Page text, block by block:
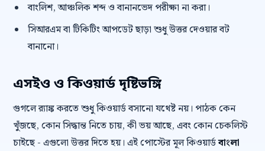
বাংলিশ, আঞ্চলিক শব্দ ও বানানভেদ পরীক্ষা না করা।
সিআরএম বা টিকিটিং আপডেট ছাড়া শুধু উত্তর দেওয়ার বট
বানানো।
এসইও ও কিওয়ার্ড দৃষ্টিভঙ্গি
গুগলে র‍্যাঙ্ক করতে শুধু কিওয়ার্ড বসানো যথেষ্ট নয়। পাঠক কেন
খুঁজছে, কোন সিদ্ধান্ত নিতে চায়, কী ভয় আছে, এবং কোন চেকলিস্ট
চাইছে - এগুলো উত্তর দিতে হয়। এই পোস্টের মূল কিওয়ার্ডবাংলা